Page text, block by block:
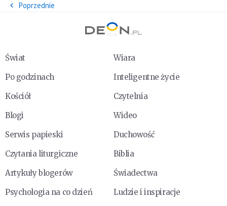
Poprzednie
Świat
Wiara
Po godzinach
Inteligentne życie
Kościół
Czytelnia
Blogi
Wideo
Serwis papieski
Duchowość
Czytania liturgiczne
Biblia
Artykuły blogerów
Świadectwa
Psychologia na co dzień
Ludzie i inspiracje